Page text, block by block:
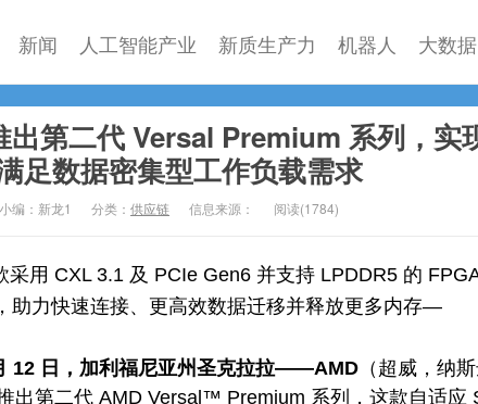
新闻 人工智能产业 新质生产力 机器人 大数据
出第二代 Versal Premium 系列，实
足数据密集型工作负载需求
小编：新龙1 分类： 供应链 信息来源： 阅读(1784)
用 CXL 3.1 及 PCIe Gen6 并支持 LPDDR5 的
助力快速连接、更高效数据迁移并释放更多内存—
12 日，加利福尼亚州圣克拉拉——AMD （超威，纳
出第二代 AMD Versal™ Premium 系列，这款自适应